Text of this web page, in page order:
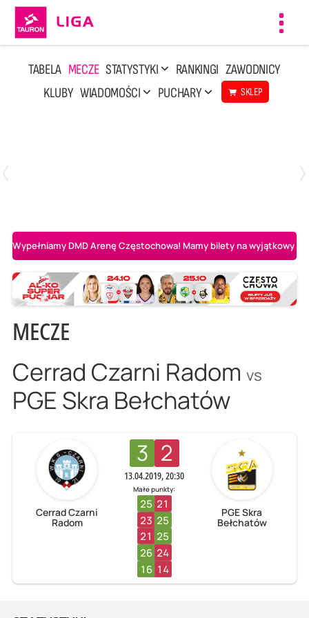
TABELA MECZE STATYSTYKI RANKINGI ZAWODNICY
KLUBY WIADOMOŚCI PUCHARY SKLEP
Wypełniamy DMD Arenę Częstochowa! Mamy bilety na wyjątkowy
MECZE
Cerrad Czarni Radom vs
PGE Skra Bełchatów
Cerrad Czarni
Radom
3 2
13.04.2019, 20:30
Małe punkty:
25 21
23 25
21 25
26 24
16 14
PGE Skra
Bełchatów